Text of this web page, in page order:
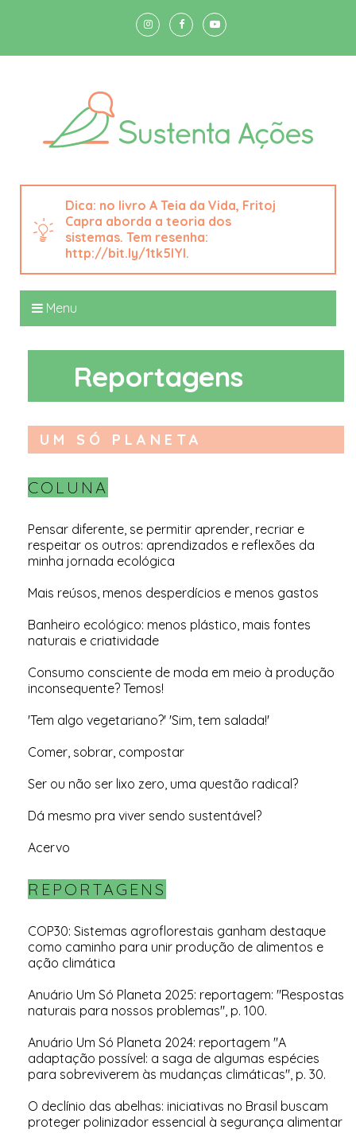
no livro A Teia da Vida, Fritoj
Capra aborda a teoria dos
sistemas. Tem resenha:
http://bit.ly/1tk5IYI.
Menu
Reportagens
UM SÓ PLANETA
COLUNA
Pensar diferente, se permitir aprender, recriar e
respeitar os outros: aprendizados e reflexões da
minha jornada ecológica
Mais reúsos, menos desperdícios e menos gastos
Banheiro ecológico: menos plástico, mais fontes
naturais e criatividade
Consumo consciente de moda em meio à produção
inconsequente? Temos!
'Tem algo vegetariano?' 'Sim, tem salada!'
Comer, sobrar, compostar
Ser ou não ser lixo zero, uma questão radical?
Dá mesmo pra viver sendo sustentável?
Acervo
REPORTAGENS
COP30: Sistemas agroflorestais ganham destaque
como caminho para unir produção de alimentos e
ação climática
Anuário Um Só Planeta 2025: reportagem: "Respostas
naturais para nossos problemas", p. 100.
Anuário Um Só Planeta 2024: reportagem "A
adaptação possível: a saga de algumas espécies
para sobreviverem às mudanças climáticas", p. 30.
O declínio das abelhas: iniciativas no Brasil buscam
proteger polinizador essencial à segurança alimentar